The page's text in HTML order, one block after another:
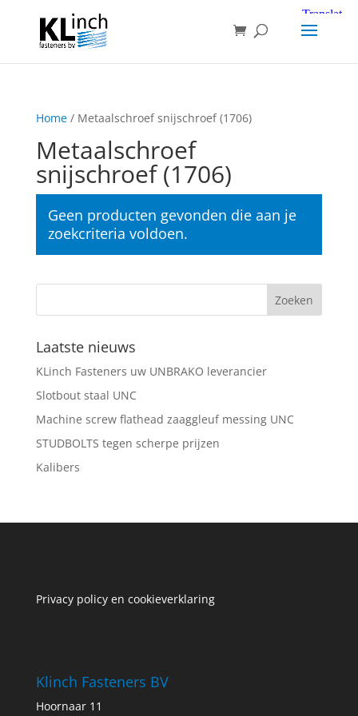
Home/ Metaalschroef snijschroef (1706)
Metaalschroef
snijschroef (1706)
Geen producten gevonden die aan je
zoekcriteria voldoen.
Laatste nieuws
KLinch Fasteners uw UNBRAKO leverancier
Slotbout staal UNC
Machine screw flathead zaaggleuf messing UNC
STUDBOLTS tegen scherpe prijzen
Kalibers
Privacy policy en cookieverklaring
Klinch Fasteners BV
Hoornaar 11